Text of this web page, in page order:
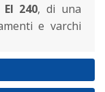
EI 240, di una
e varchi